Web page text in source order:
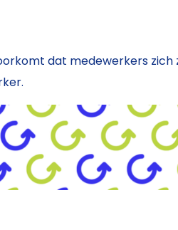
dat medewerkers zich